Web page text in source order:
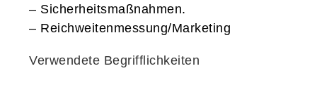
– Sicherheitsmaßnahmen.
– Reichweitenmessung/Marketing
Verwendete Begrifflichkeiten